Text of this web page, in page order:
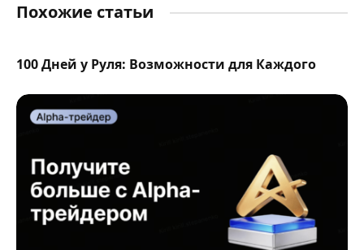
Похожие статьи
100 Дней у Руля: Возможности для Каждого